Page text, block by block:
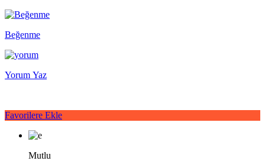
Beğenme
Yorum Yaz
Favorilere Ekle
Mutlu